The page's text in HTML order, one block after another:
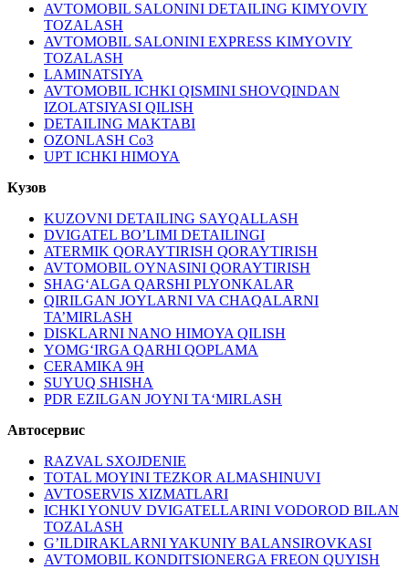
AVTOMOBIL SALONINI DETAILING KIMYOVIY
TOZALASH
AVTOMOBIL SALONINI EXPRESS KIMYOVIY
TOZALASH
LAMINATSIYA
AVTOMOBIL ICHKI QISMINI SHOVQINDAN
IZOLATSIYASI QILISH
DETAILING MAKTABI
OZONLASH Co3
UPT ICHKI HIMOYA
Кузов
KUZOVNI DETAILING SAYQALLASH
DVIGATEL BO’LIMI DETAILINGI
ATERMIK QORAYTIRISH QORAYTIRISH
AVTOMOBIL OYNASINI QORAYTIRISH
SHAG‘ALGA QARSHI PLYONKALAR
QIRILGAN JOYLARNI VA CHAQALARNI
TA’MIRLASH
DISKLARNI NANO HIMOYA QILISH
YOMG‘IRGA QARHI QOPLAMA
CERAMIKA 9H
SUYUQ SHISHA
PDR EZILGAN JOYNI TA‘MIRLASH
Автосервис
RAZVAL SXOJDENIE
TOTAL MOYINI TEZKOR ALMASHINUVI
AVTOSERVIS XIZMATLARI
ICHKI YONUV DVIGATELLARINI VODOROD BILAN
TOZALASH
G’ILDIRAKLARNI YAKUNIY BALANSIROVKASI
AVTOMOBIL KONDITSIONERGA FREON QUYISH